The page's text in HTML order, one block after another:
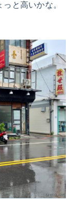
と高いかな。